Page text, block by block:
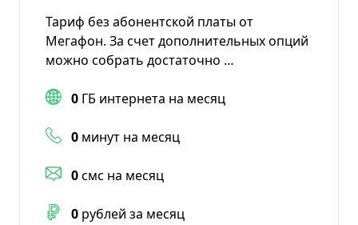
Тариф без абонентской платы от
Мегафон. За счет дополнительных опций
можно собрать достаточно …
0 ГБ интернета на месяц
0 минут на месяц
0смс на месяц
0 рублей за месяц